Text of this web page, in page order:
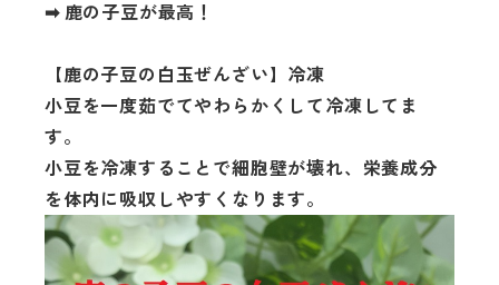
➡ 鹿の子豆が最高！
【鹿の子豆の白玉ぜんざい】冷凍
小豆を一度茹でてやわらかくして冷凍してま
す。
小豆を冷凍することで細胞壁が壊れ、栄養成分
を体内に吸収しやすくなります。